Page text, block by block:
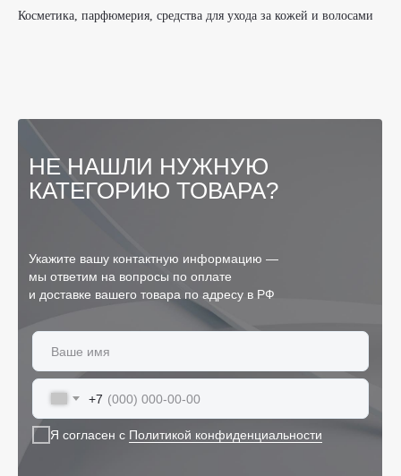
Косметика, парфюмерия, средства для ухода за кожей и волосами
+7
Я согласен с Политикой конфиденциальности
НЕ НАШЛИ НУЖНУЮ
КАТЕГОРИЮ ТОВАРА?
Укажите вашу контактную информацию —
мы ответим на вопросы по оплате
и доставке вашего товара по адресу в РФ